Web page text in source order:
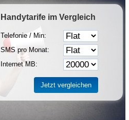
Handytarife im Vergleich
Telefonie / Min:
SMS pro Monat:
Internet MB: